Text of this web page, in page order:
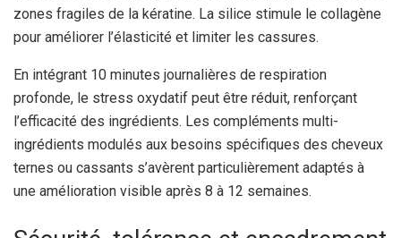
zones fragiles de la kératine. La silice stimule le collagène
pour améliorer l’élasticité et limiter les cassures.
En intégrant 10 minutes journalières de respiration
profonde, le stress oxydatif peut être réduit, renforçant
l’efficacité des ingrédients. Les compléments multi-
ingrédients modulés aux besoins spécifiques des cheveux
ternes ou cassants s’avèrent particulièrement adaptés à
une amélioration visible après 8 à 12 semaines.